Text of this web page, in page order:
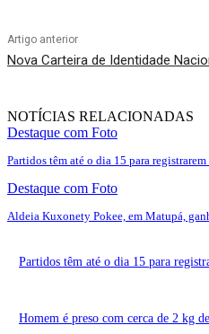
Artigo anterior
Nova Carteira de Identidade
NOTÍCIAS RELACIONADAS
Destaque com Foto
Partidos têm até o dia 15 para
Destaque com Foto
Aldeia Kuxonety Pokee, em Matupá,
Partidos têm até o dia 15 para
Homem é preso com cerca de 2 kg